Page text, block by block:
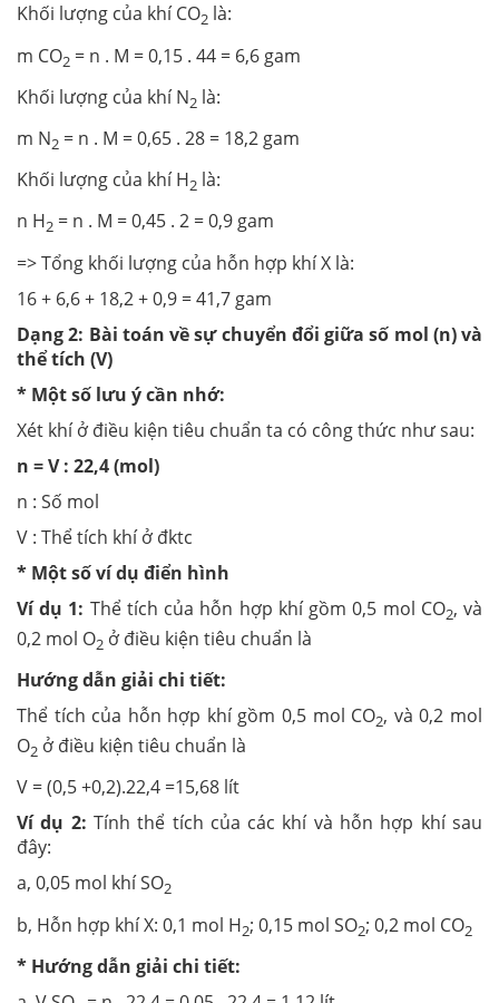
Khối lượng của khí CO2 là:
m CO2 = n . M = 0,15 . 44 = 6,6 gam
Khối lượng của khí N2 là:
m N2 = n . M = 0,65 . 28 = 18,2 gam
Khối lượng của khí H2 là:
n H2 = n . M = 0,45 . 2 = 0,9 gam
=> Tổng khối lượng của hỗn hợp khí X là:
16 + 6,6 + 18,2 + 0,9 = 41,7 gam
Dạng 2: Bài toán về sự chuyển đổi giữa số mol (n) và
thể tích (V)
* Một số lưu ý cần nhớ:
Xét khí ở điều kiện tiêu chuẩn ta có công thức như sau:
n = V : 22,4 (mol)
n : Số mol
V : Thể tích khí ở đktc
* Một số ví dụ điển hình
Ví dụ 1: Thể tích của hỗn hợp khí gồm 0,5 mol CO2, và
0,2 mol O2 ở điều kiện tiêu chuẩn là
Hướng dẫn giải chi tiết:
Thể tích của hỗn hợp khí gồm 0,5 mol CO2, và 0,2 mol
O2 ở điều kiện tiêu chuẩn là
V = (0,5 +0,2).22,4 =15,68 lít
Ví dụ 2: Tính thể tích của các khí và hỗn hợp khí sau
đây:
a, 0,05 mol khí SO2
b, Hỗn hợp khí X: 0,1 mol H2; 0,15 mol SO2; 0,2 mol CO2
* Hướng dẫn giải chi tiết: